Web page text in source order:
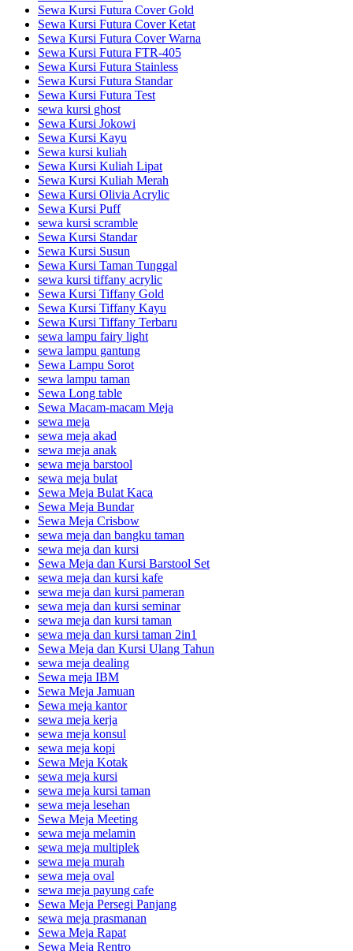
Sewa Kursi Futura Cover Gold
Sewa Kursi Futura Cover Ketat
Sewa Kursi Futura Cover Warna
Sewa Kursi Futura FTR-405
Sewa Kursi Futura Stainless
Sewa Kursi Futura Standar
Sewa Kursi Futura Test
sewa kursi ghost
Sewa Kursi Jokowi
Sewa Kursi Kayu
Sewa kursi kuliah
Sewa Kursi Kuliah Lipat
Sewa Kursi Kuliah Merah
Sewa Kursi Olivia Acrylic
Sewa Kursi Puff
sewa kursi scramble
Sewa Kursi Standar
Sewa Kursi Susun
Sewa Kursi Taman Tunggal
sewa kursi tiffany acrylic
Sewa Kursi Tiffany Gold
Sewa Kursi Tiffany Kayu
Sewa Kursi Tiffany Terbaru
sewa lampu fairy light
sewa lampu gantung
Sewa Lampu Sorot
sewa lampu taman
Sewa Long table
Sewa Macam-macam Meja
sewa meja
sewa meja akad
sewa meja anak
sewa meja barstool
sewa meja bulat
Sewa Meja Bulat Kaca
Sewa Meja Bundar
Sewa Meja Crisbow
sewa meja dan bangku taman
sewa meja dan kursi
Sewa Meja dan Kursi Barstool Set
sewa meja dan kursi kafe
sewa meja dan kursi pameran
sewa meja dan kursi seminar
sewa meja dan kursi taman
sewa meja dan kursi taman 2in1
Sewa Meja dan Kursi Ulang Tahun
sewa meja dealing
Sewa meja IBM
Sewa Meja Jamuan
Sewa meja kantor
sewa meja kerja
sewa meja konsul
sewa meja kopi
Sewa Meja Kotak
sewa meja kursi
sewa meja kursi taman
sewa meja lesehan
Sewa Meja Meeting
sewa meja melamin
sewa meja multiplek
sewa meja murah
sewa meja oval
sewa meja payung cafe
Sewa Meja Persegi Panjang
sewa meja prasmanan
Sewa Meja Rapat
Sewa Meja Rentro